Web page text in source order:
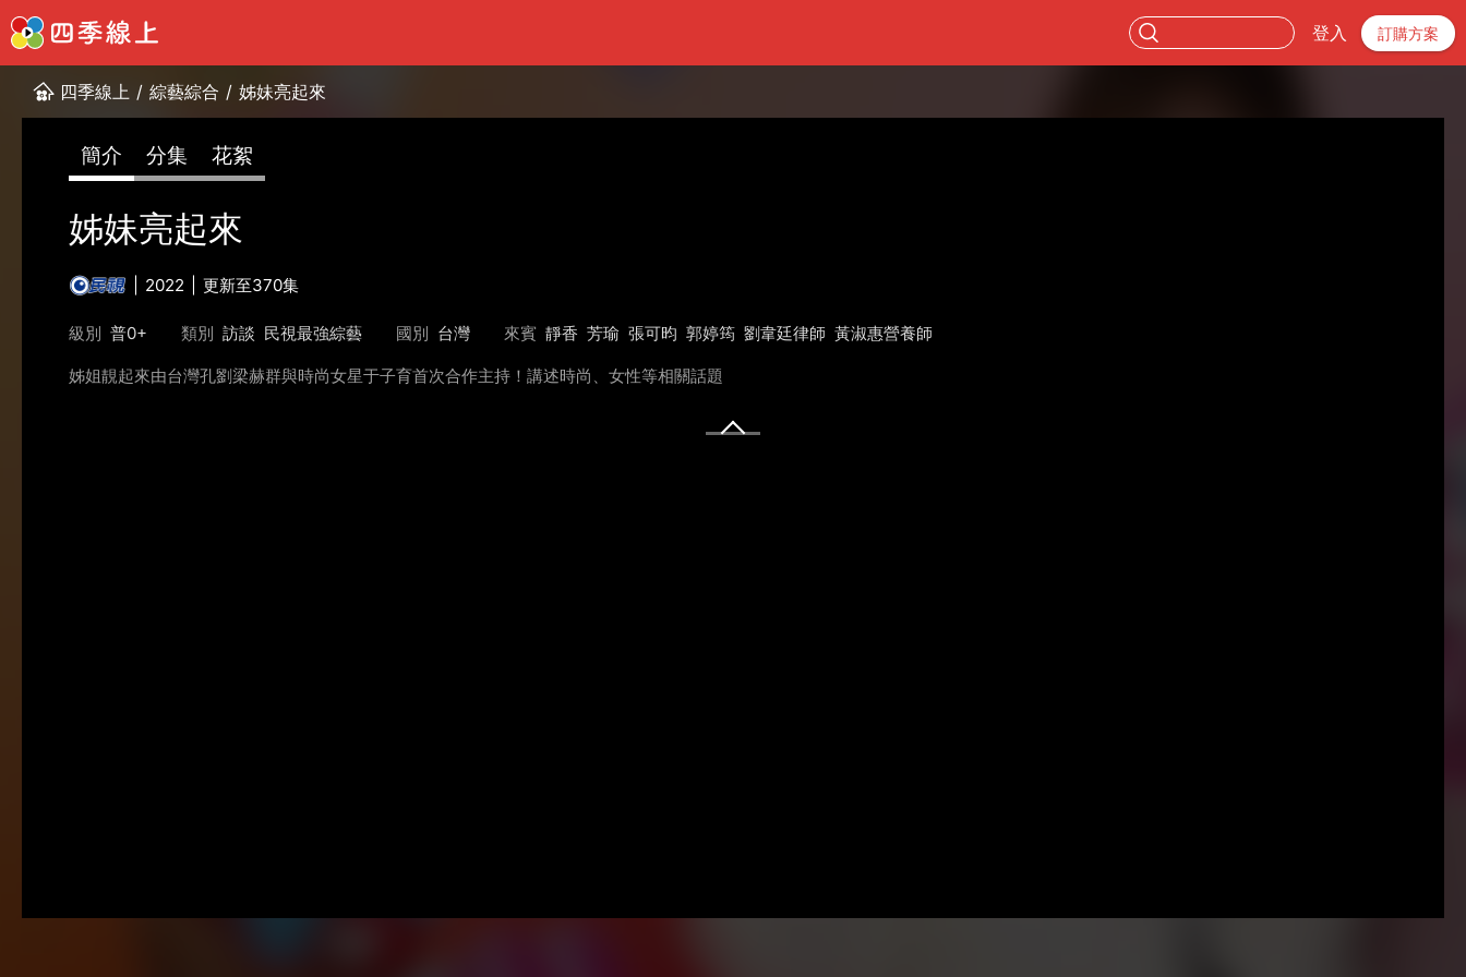
登入 訂購方案
四季線上 / 綜藝綜合 / 姊妹亮起來
簡介 分集 花絮
姊妹亮起來
2022 更新至370集
級別 普0+ 類別 訪談 民視最強綜藝 國別 台灣 來賓 靜香 芳瑜 張可昀 郭婷筠 劉韋廷律師 黃淑惠營養師
姊姐靚起來由台灣孔劉梁赫群與時尚女星于子育首次合作主持！講述時尚、女性等相關話題